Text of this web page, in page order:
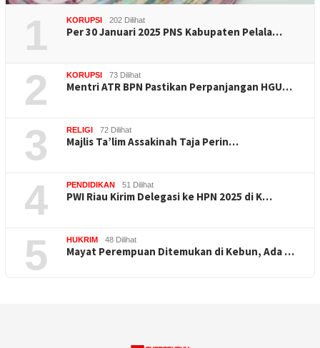
1 KORUPSI 202 Dilihat
Per 30 Januari 2025 PNS Kabupaten Pelala…
2 KORUPSI 73 Dilihat
Mentri ATR BPN Pastikan Perpanjangan HGU…
3 RELIGI 72 Dilihat
Majlis Ta’lim Assakinah Taja Perin…
4 PENDIDIKAN 51 Dilihat
PWI Riau Kirim Delegasi ke HPN 2025 di K…
5 HUKRIM 48 Dilihat
Mayat Perempuan Ditemukan di Kebun, Ada …